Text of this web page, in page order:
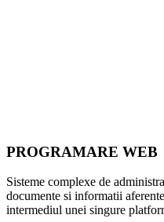
PROGRAMARE WEB
Sisteme complexe de
documente si informatii
intermediul unei singure